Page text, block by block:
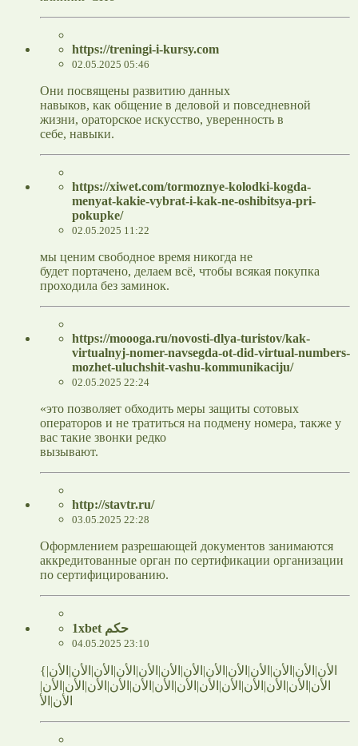
https://treningi-i-kursy.com
02.05.2025 05:46
Они посвящены развитию данных
навыков, как общение в деловой и повседневной
жизни, ораторское искусство, уверенность в
себе, навыки.
https://xiwet.com/tormoznye-kolodki-kogda-
menyat-kakie-vybrat-i-kak-ne-oshibitsya-pri-
pokupke/
02.05.2025 11:22
мы ценим свободное время никогда не
будет портачено, делаем всё, чтобы всякая покупка
проходила без заминок.
https://moooga.ru/novosti-dlya-turistov/kak-
virtualnyj-nomer-navsegda-ot-did-virtual-numbers-
mozhet-uluchshit-vashu-kommunikaciju/
02.05.2025 22:24
«это позволяет обходить меры защиты сотовых
операторов и не тратиться на подмену номера, также у
вас такие звонки редко
вызывают.
http://stavtr.ru/
03.05.2025 22:28
Оформлением разрешающей документов занимаются
аккредитованные орган по сертификации организации
по сертифицированию.
1xbet حكم
04.05.2025 23:10
{الأن|الأن|الأن|الأن|الأن|الأن|الأن|الأن|الأن|الأن|الأن|الأن|الأن|
الأن|الأن|الأن|الأن|الأن|الأن|الأن|الأن|الأن|الأن|الأن|الأن|الأن|
الأن|الأ